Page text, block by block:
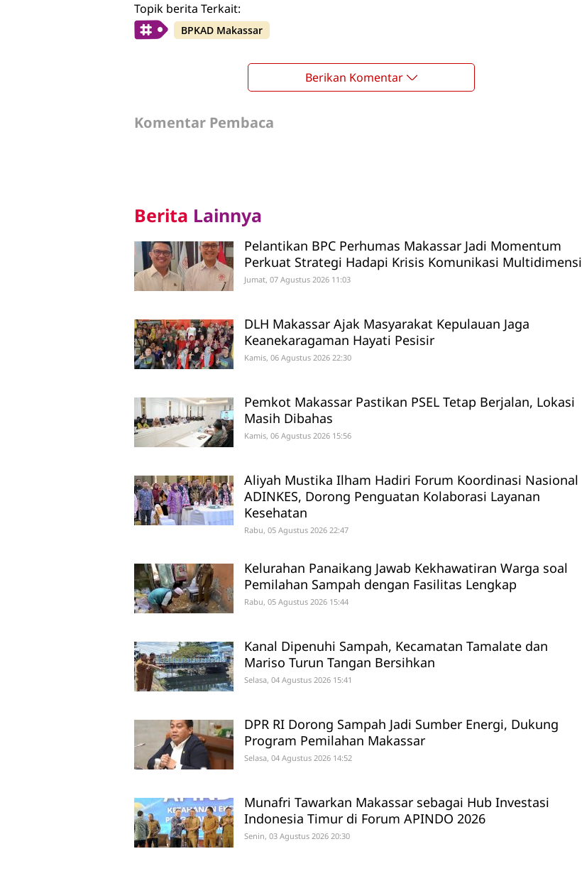
Topik berita Terkait:
BPKAD Makassar
Berikan Komentar
Komentar Pembaca
Berita Lainnya
Pelantikan BPC Perhumas Makassar Jadi Momentum
Perkuat Strategi Hadapi Krisis Komunikasi Multidimensi
Jumat, 07 Agustus 2026 11:03
DLH Makassar Ajak Masyarakat Kepulauan Jaga
Keanekaragaman Hayati Pesisir
Kamis, 06 Agustus 2026 22:30
Pemkot Makassar Pastikan PSEL Tetap Berjalan, Lokasi
Masih Dibahas
Kamis, 06 Agustus 2026 15:56
Aliyah Mustika Ilham Hadiri Forum Koordinasi Nasional
ADINKES, Dorong Penguatan Kolaborasi Layanan
Kesehatan
Rabu, 05 Agustus 2026 22:47
Kelurahan Panaikang Jawab Kekhawatiran Warga soal
Pemilahan Sampah dengan Fasilitas Lengkap
Rabu, 05 Agustus 2026 15:44
Kanal Dipenuhi Sampah, Kecamatan Tamalate dan
Mariso Turun Tangan Bersihkan
Selasa, 04 Agustus 2026 15:41
DPR RI Dorong Sampah Jadi Sumber Energi, Dukung
Program Pemilahan Makassar
Selasa, 04 Agustus 2026 14:52
Munafri Tawarkan Makassar sebagai Hub Investasi
Indonesia Timur di Forum APINDO 2026
Senin, 03 Agustus 2026 20:30